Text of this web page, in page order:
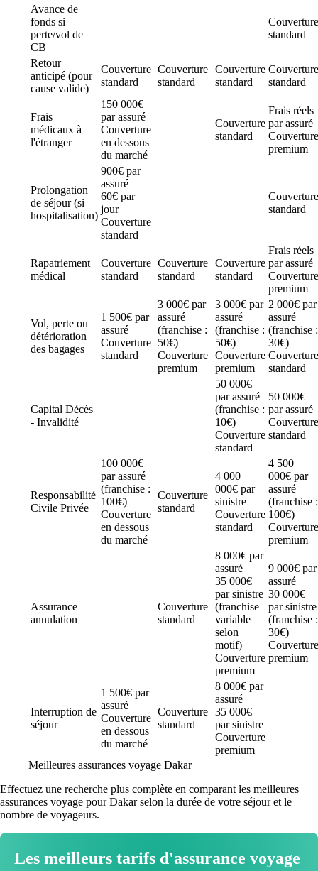
Avance de
fonds si
perte/vol de
CB
Couverture
standard
Retour
anticipé (pour
cause valide)
Couverture
standard
Couverture
standard
Couverture
standard
Couverture
standard
Frais
médicaux à
l'étranger
150 000€
par assuré
Couverture
en dessous
du marché
Couverture
standard
Frais réels
par assuré
Couverture
premium
Prolongation
de séjour (si
hospitalisation)
900€ par
assuré
60€ par
jour
Couverture
standard
Couverture
standard
Rapatriement
médical
Couverture
standard
Couverture
standard
Couverture
standard
Frais réels
par assuré
Couverture
premium
Vol, perte ou
détérioration
des bagages
1 500€ par
assuré
Couverture
standard
3 000€ par
assuré
(franchise :
50€)
Couverture
premium
3 000€ par
assuré
(franchise :
50€)
Couverture
premium
2 000€ par
assuré
(franchise :
30€)
Couverture
standard
Capital Décès
- Invalidité
50 000€
par assuré
(franchise :
10€)
Couverture
standard
50 000€
par assuré
Couverture
standard
Responsabilité
Civile Privée
100 000€
par assuré
(franchise :
100€)
Couverture
en dessous
du marché
Couverture
standard
4 000
000€ par
sinistre
Couverture
standard
4 500
000€ par
assuré
(franchise :
100€)
Couverture
premium
Assurance
annulation
Couverture
standard
8 000€ par
assuré
35 000€
par sinistre
(franchise
variable
selon
motif)
Couverture
premium
9 000€ par
assuré
30 000€
par sinistre
(franchise :
30€)
Couverture
premium
Interruption de
séjour
1 500€ par
assuré
Couverture
en dessous
du marché
Couverture
standard
8 000€ par
assuré
35 000€
par sinistre
Couverture
premium
Meilleures assurances voyage Dakar
Effectuez une recherche plus complète en comparant les meilleures
assurances voyage pour Dakar selon la durée de votre séjour et le
nombre de voyageurs.
Les meilleurs tarifs d'assurance voyage